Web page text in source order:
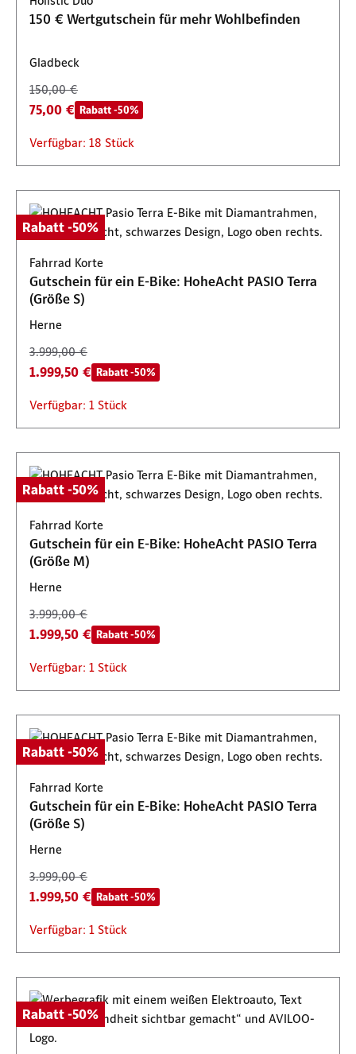
150 € Wertgutschein für mehr Wohlbefinden
Gladbeck
150,00 €
75,00 € Rabatt -50%
Verfügbar: 18 Stück
Rabatt -50%
Fahrrad Korte
Gutschein für ein E-Bike: HoheAcht PASIO Terra
(Größe S)
Herne
3.999,00 €
1.999,50 € Rabatt -50%
Verfügbar: 1 Stück
Rabatt -50%
Fahrrad Korte
Gutschein für ein E-Bike: HoheAcht PASIO Terra
(Größe M)
Herne
3.999,00 €
1.999,50 € Rabatt -50%
Verfügbar: 1 Stück
Rabatt -50%
Fahrrad Korte
Gutschein für ein E-Bike: HoheAcht PASIO Terra
(Größe S)
Herne
3.999,00 €
1.999,50 € Rabatt -50%
Verfügbar: 1 Stück
Rabatt -50%